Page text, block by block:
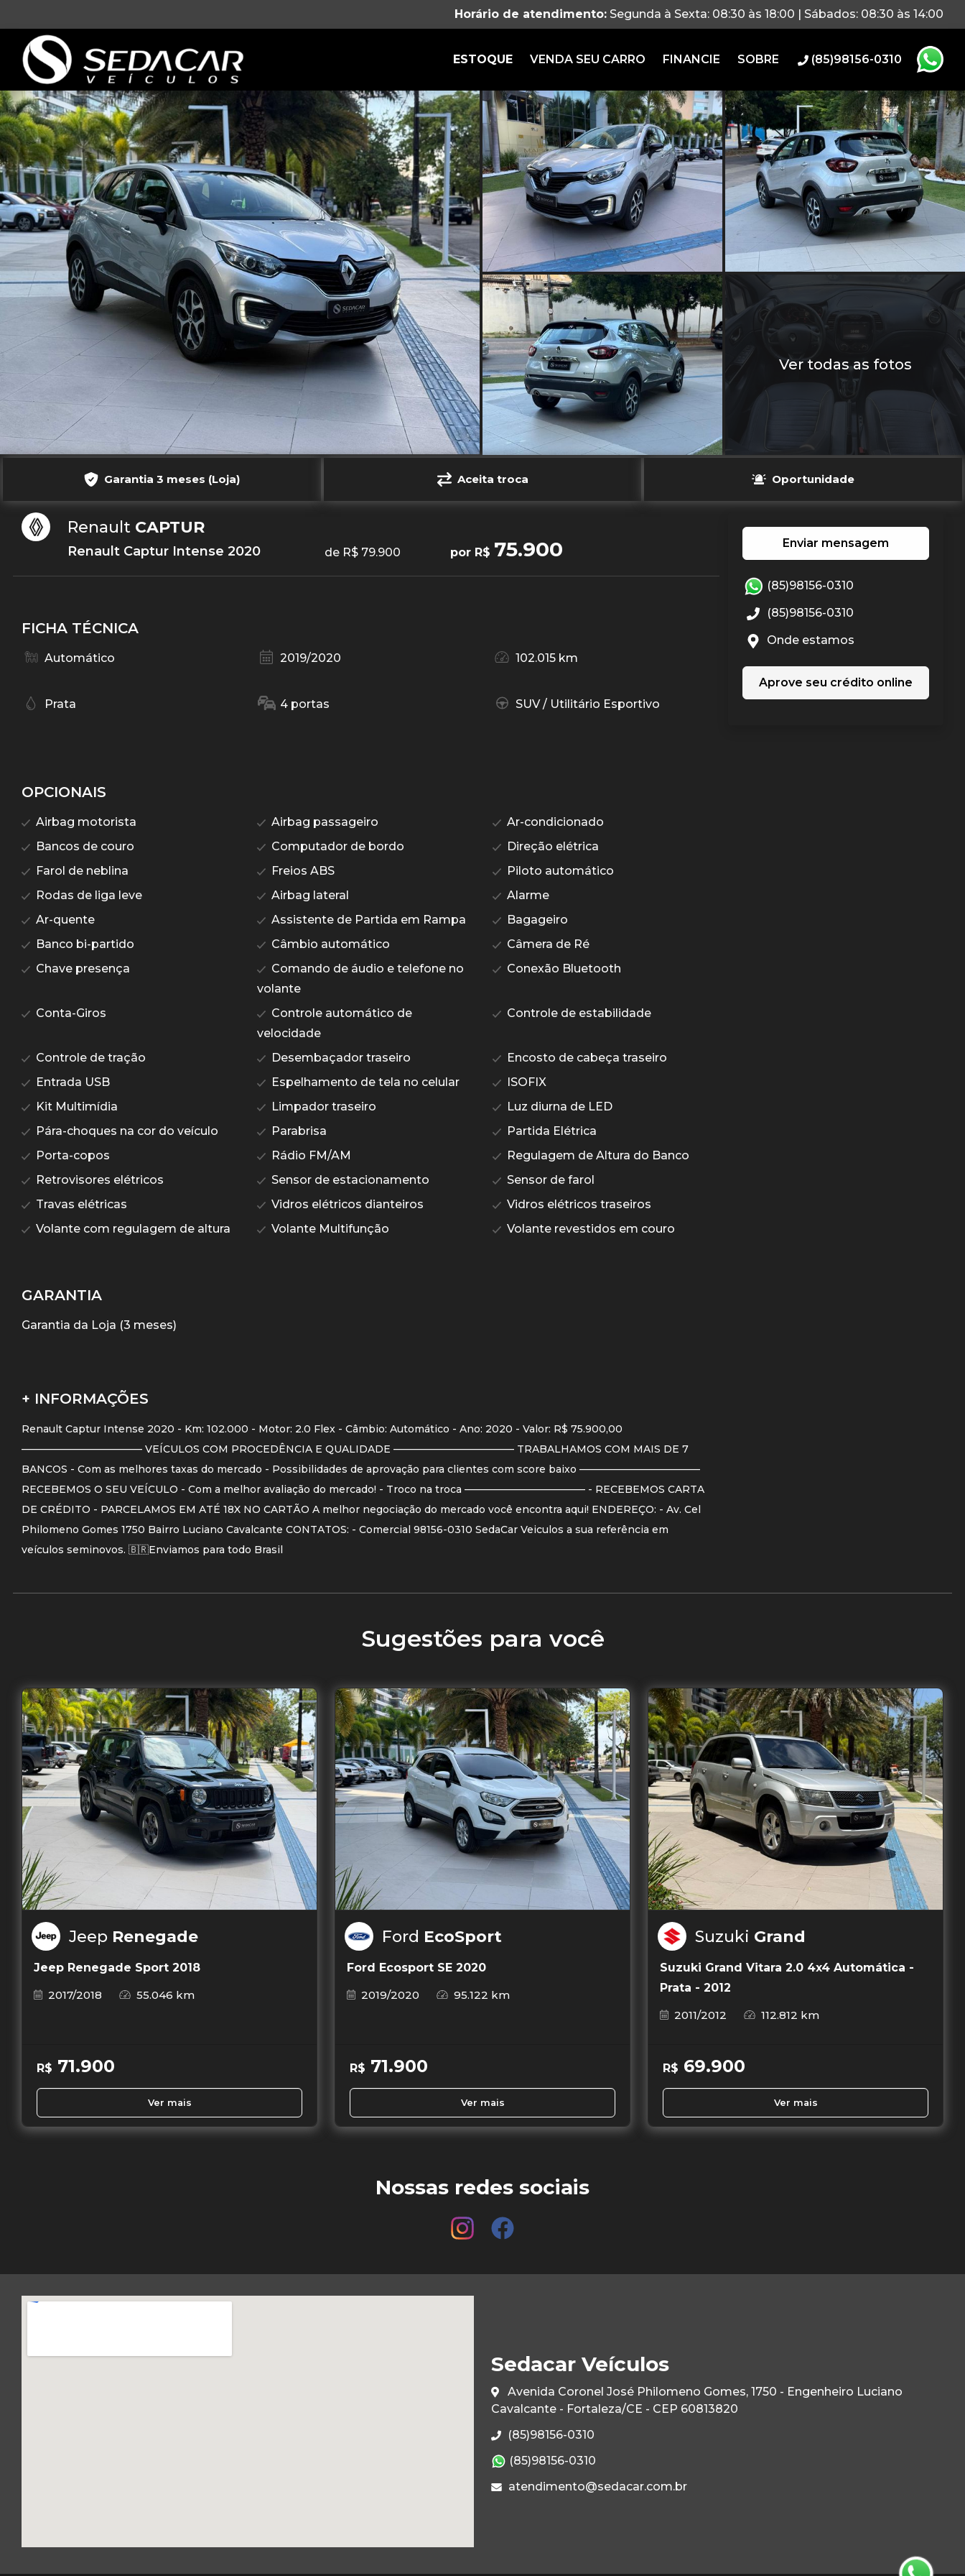
Horário de atendimento: Segunda à Sexta: 08:30 às 18:00 | Sábados: 08:30 às 14:00
ESTOQUE VENDA SEU CARRO FINANCIE SOBRE (85)98156-0310
Ver todas as fotos
Garantia 3 meses (Loja) Aceita troca Oportunidade
Renault CAPTUR
Renault Captur Intense 2020 de R$ 79.900 por R$ 75.900
FICHA TÉCNICA
Automático 2019/2020 102.015 km
Prata 4 portas SUV / Utilitário Esportivo
OPCIONAIS
Airbag motorista Airbag passageiro
Ar-condicionado
Bancos de couro
Computador de bordo
Direção elétrica
Farol de neblina
Freios ABS
Piloto automático
Rodas de liga leve
Airbag lateral
Alarme
Ar-quente
Assistente de Partida em Rampa
Bagageiro
Banco bi-partido
Câmbio automático
Câmera de Ré
Chave presença
Comando de áudio e telefone no
volante
Conexão Bluetooth
Conta-Giros
Controle automático de
velocidade
Controle de estabilidade
Controle de tração Desembaçador traseiro
Encosto de cabeça traseiro
Entrada USB
Espelhamento de tela no celular
ISOFIX
Kit Multimídia
Limpador traseiro
Luz diurna de LED
Pára-choques na cor do veículo
Parabrisa
Partida Elétrica
Porta-copos
Rádio FM/AM
Regulagem de Altura do Banco
Retrovisores elétricos
Sensor de estacionamento
Sensor de farol
Travas elétricas
Vidros elétricos dianteiros
Vidros elétricos traseiros
Volante com regulagem de altura
Volante Multifunção Volante revestidos em couro
GARANTIA
Garantia da Loja (3 meses)
+ INFORMAÇÕES
Renault Captur Intense 2020 - Km: 102.000 - Motor: 2.0 Flex - Câmbio: Automático - Ano: 2020 - Valor: R$ 75.900,00
———————————— VEÍCULOS COM PROCEDÊNCIA E QUALIDADE ———————————— TRABALHAMOS COM MAIS DE 7
BANCOS - Com as melhores taxas do mercado - Possibilidades de aprovação para clientes com score baixo ————————————
RECEBEMOS O SEU VEÍCULO - Com a melhor avaliação do mercado! - Troco na troca ———————————— - RECEBEMOS CARTA
DE CRÉDITO - PARCELAMOS EM ATÉ 18X NO CARTÃO A melhor negociação do mercado você encontra aqui! ENDEREÇO: - Av. Cel
Philomeno Gomes 1750 Bairro Luciano Cavalcante CONTATOS: - Comercial 98156-0310 SedaCar Veiculos a sua referência em
veículos seminovos. 🇧🇷Enviamos para todo Brasil
Enviar mensagem
(85)98156-0310
(85)98156-0310
Onde estamos
Aprove seu crédito online
Sugestões para você
Jeep Renegade
Jeep Renegade Sport 2018
2017/2018
55.046 km
R$ 71.900
Ver mais
Ford EcoSport
Ford Ecosport SE 2020
2019/2020
95.122 km
R$ 71.900
Ver mais
Suzuki Grand
Suzuki Grand Vitara 2.0 4x4 Automática -
Prata - 2012
2011/2012
112.812 km
R$ 69.900
Ver mais
Nossas redes sociais
Sedacar Veículos
Avenida Coronel José Philomeno Gomes, 1750 - Engenheiro Luciano
Cavalcante - Fortaleza/CE - CEP 60813820
(85)98156-0310
(85)98156-0310
atendimento@sedacar.com.br